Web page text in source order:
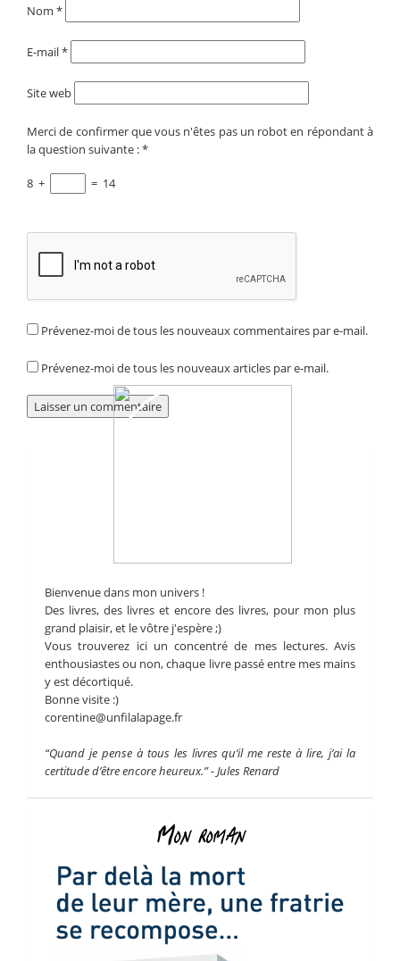
Nom *
E-mail*
Site web
Merci de confirmer que vous n'êtes pas un robot en répondant à
la question suivante :*
8 + = 14
Prévenez-moi de tous les nouveaux commentaires par e-mail.
Prévenez-moi de tous les nouveaux articles par e-mail.
Bienvenue dans mon univers !
Des livres, des livres et encore des livres, pour mon plus
grand plaisir, et le vôtre j'espère ;)
Vous trouverez ici un concentré de mes lectures. Avis
enthousiastes ou non, chaque livre passé entre mes mains
y est décortiqué.
Bonne visite :)
corentine@unfilalapage.fr
“Quand je pense à tous les livres qu’il me reste à lire, j’ai la
certitude d’être encore heureux.” - Jules Renard
Mon roman